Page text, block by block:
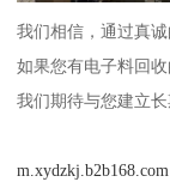
我们相信，通过真
如果您有电子料回收
我们期待与您建立
m.xydzkj.b2b168.com